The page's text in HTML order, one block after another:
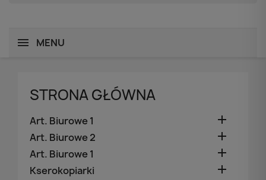
MENU
STRONA GŁÓWNA
Art. Biurowe 1 
Art. Biurowe 2 
Art. Biurowe 1 
Kserokopiarki 